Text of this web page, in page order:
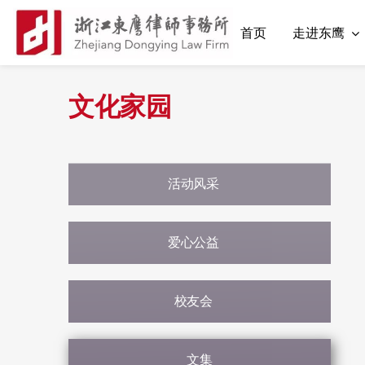
首页 走进东鹰
文化家园
活动风采
爱心公益
校友会
文集